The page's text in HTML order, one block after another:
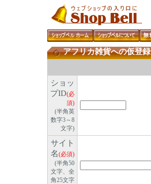
アフリカ雑貨への仮登録
ショッ
プID(必
須)
(半角英
数字3～8
文字)
サイト
名(必須)
(半角50
文字、全
角25文字